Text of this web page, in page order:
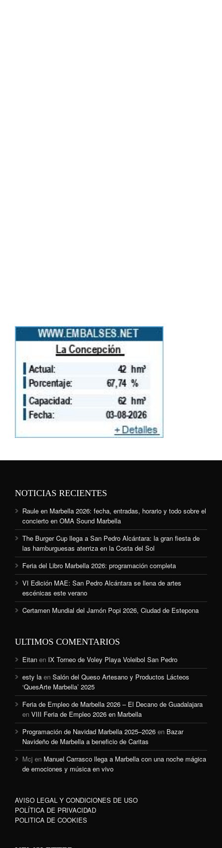
NOTICIAS RECIENTES
Raule en Marbella 2026: fecha, entradas, horario y todo sobre el
concierto en OMA Sound Marbella
The Burger Cup llega a San Pedro Alcántara: la gran fiesta de
las hamburguesas aterriza en la Costa del Sol
Feria del Libro Marbella 2026: programación completa
VI Edición MAE: San Pedro Alcántara se llena de artes
escénicas este verano
Certamen Mundial del Jamón Popi 2026, Ciudad de Estepona
ULTIMOS COMENTARIOS
Eitan en IX Torneo de Voley Playa Voleibol San Pedro
esty la en Salón del Queso Artesano y Productos Lácteos
‘QuesArte Marbella’ 2025
Feria de Empleo de Marbella 2026 – El Decano de Guadalajara
en VIII Feria de Empleo 2026 en Marbella
Programación de Navidad Marbella 2025–2026 en Bazar
Navideño de Marbella a beneficio de Caritas
Mcj en Manuel Carrasco llega a Marbella con una noche mágica
de emociones y música en vivo
AVISO LEGAL Y CONDICIONES DE USO
POLÍTICA DE PRIVACIDAD
POLITICA DE COOKIES